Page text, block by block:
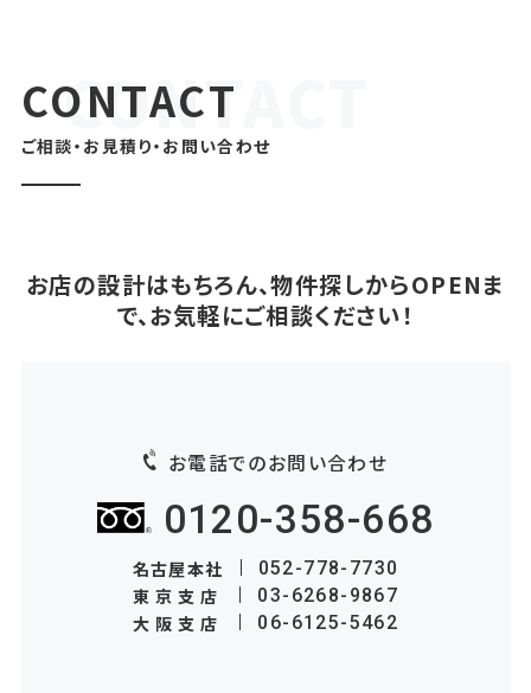
CONTACT
ご相談・お見積り・お問い合わせ
お店の設計はもちろん、物件探しからOPENま
で、お気軽にご相談ください！
お電話でのお問い合わせ
0120-358-668
名古屋本社 052-778-7730
東京支店 03-6268-9867
大阪支店 06-6125-5462